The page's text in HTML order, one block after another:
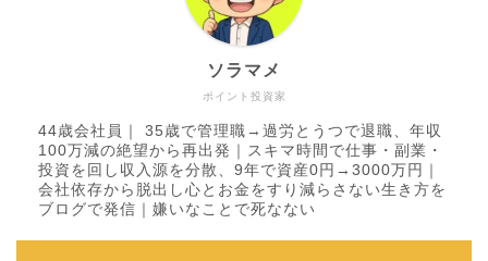
ポイント投資家
ソラマメ
44歳会社員｜ 35歳で管理職→過労とうつで退職、年収
100万減の絶望から再出発｜スキマ時間で仕事・副業・
投資を回し収入源を分散、9年で資産0円→3000万円｜
会社依存から脱出し心とお金をすり減らさない生き方を
ブログで発信｜嫌いなことで死なない